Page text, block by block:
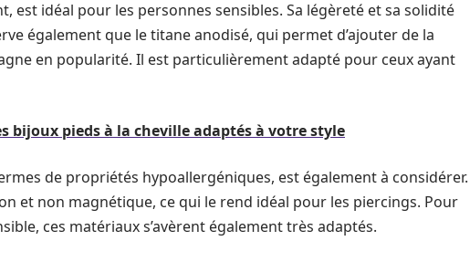
est idéal pour les personnes sensibles. Sa légèreté et sa solidité
également que le titane anodisé, qui permet d’ajouter de la
en popularité. Il est particulièrement adapté pour ceux ayant
bijoux pieds à la cheville adaptés à votre style
de propriétés hypoallergéniques, est également à considérer.
et non magnétique, ce qui le rend idéal pour les piercings. Pour
ces matériaux s’avèrent également très adaptés.